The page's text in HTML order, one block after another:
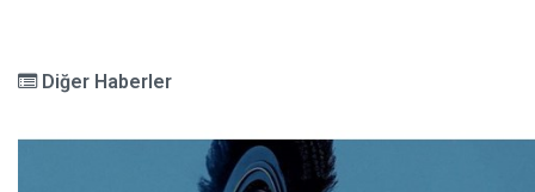
Diğer Haberler